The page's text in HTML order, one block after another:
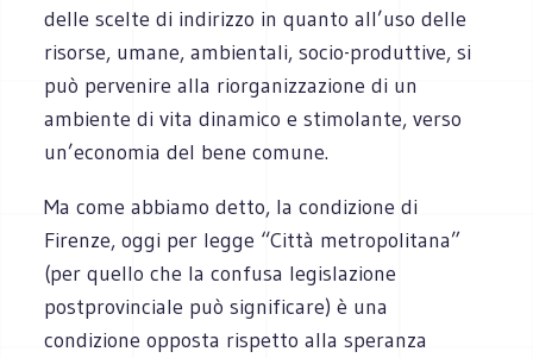
delle scelte di indirizzo in quanto all’uso delle
risorse, umane, ambientali, socio-produttive, si
può pervenire alla riorganizzazione di un
ambiente di vita dinamico e stimolante, verso
un’economia del bene comune.
Ma come abbiamo detto, la condizione di
Firenze, oggi per legge “Città metropolitana”
(per quello che la confusa legislazione
postprovinciale può significare) è una
condizione opposta rispetto alla speranza